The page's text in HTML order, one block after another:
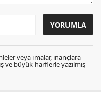
veya imalar, inançlara
ve büyük harflerle yazılmış